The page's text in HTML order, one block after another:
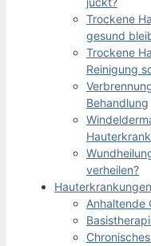
Trockene
gesund
Trockene
Reinigung
Behandlung
verheilen?
Hauterkrankungen
Anhaltende